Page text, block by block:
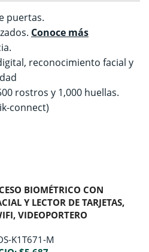
puertas.
Conoce más
reconocimiento facial y
rostros y 1,000 huellas.
connect)
BIOMÉTRICO CON
Y LECTOR DE TARJETAS,
VIDEOPORTERO
K1T671-M